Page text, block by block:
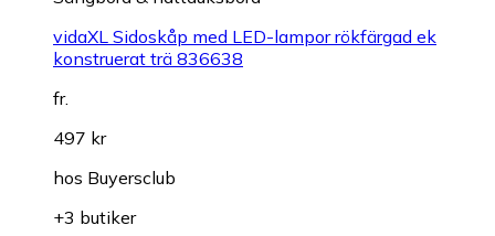
vidaXL Sidoskåp med LED-lampor rökfärgad ek
konstruerat trä 836638
fr.
497 kr
hos Buyersclub
+3 butiker